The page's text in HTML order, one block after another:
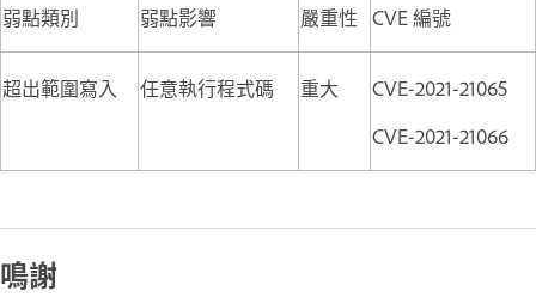
弱點類別 弱點影響 嚴重性 CVE 編號
超出範圍寫入 任意執行程式碼 重大
CVE-2021-21065
CVE-2021-21066
鳴謝